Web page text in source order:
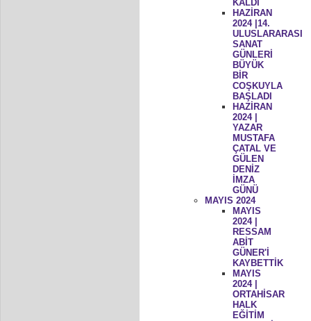
KALDI
HAZİRAN
2024 |14.
ULUSLARARASI
SANAT
GÜNLERİ
BÜYÜK
BİR
COŞKUYLA
BAŞLADI
HAZİRAN
2024 |
YAZAR
MUSTAFA
ÇATAL VE
GÜLEN
DENİZ
İMZA
GÜNÜ
MAYIS 2024
MAYIS
2024 |
RESSAM
ABİT
GÜNER'İ
KAYBETTİK
MAYIS
2024 |
ORTAHİSAR
HALK
EĞİTİM